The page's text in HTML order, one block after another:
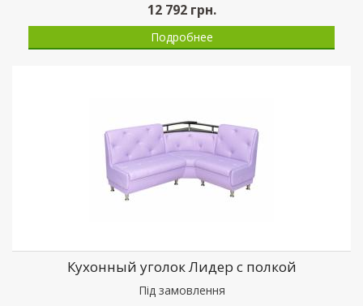
12 792грн.
Подробнее
Кухонный уголок Лидер с полкой
Пiд замовлення